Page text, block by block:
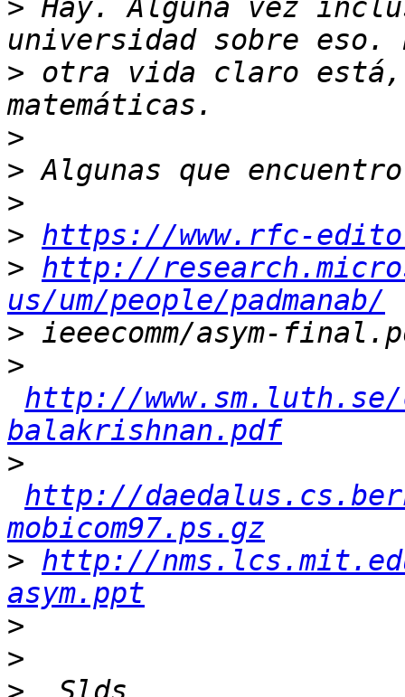
> Hay. Alguna vez
> otra vida claro está,
>
>
>
> https://www.rfc-
> http://
us/um/people/padmanab/
>
>
http://
balakrishnan.pdf
>
http://
mobicom97.ps.gz
> http://
asym.ppt
>
>